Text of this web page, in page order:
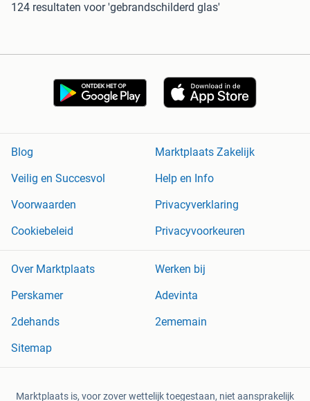
124 resultaten voor 'gebrandschilderd glas'
Blog
Marktplaats Zakelijk
Veilig en Succesvol
Help en Info
Voorwaarden
Privacyverklaring
Cookiebeleid
Privacyvoorkeuren
Over Marktplaats
Werken bij
Perskamer
Adevinta
2dehands
2ememain
Sitemap
Marktplaats is, voor zover wettelijk toegestaan, niet aansprakelijk